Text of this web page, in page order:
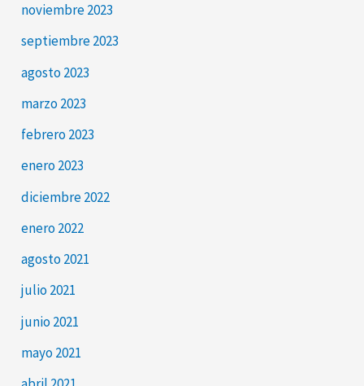
noviembre 2023
septiembre 2023
agosto 2023
marzo 2023
febrero 2023
enero 2023
diciembre 2022
enero 2022
agosto 2021
julio 2021
junio 2021
mayo 2021